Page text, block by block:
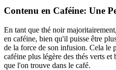
Contenu en Caféine: Une
En tant que thé noir
en caféine, bien qu'il puisse être
de la force de son infusion. Cela le
caféine plus légère des thés verts
que l'on trouve dans le café.